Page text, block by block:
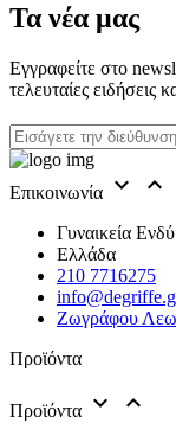
Τα νέα μας
Εγγραφείτε στο
τελευταίες ειδήσεις
Επικοινωνία  
Γυναικεία
Ελλάδα
210 7716275
Ζωγράφου
Προϊόντα
Προϊόντα  